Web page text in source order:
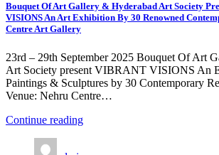
Bouquet Of Art Gallery & Hyderabad Art Society
VISIONS An Art Exhibition By 30 Renowned
Centre Art Gallery
23rd – 29th September 2025 Bouquet Of Art
Art Society present VIBRANT VISIONS An
Paintings & Sculptures by 30 Contemporary
Venue: Nehru Centre…
Continue reading